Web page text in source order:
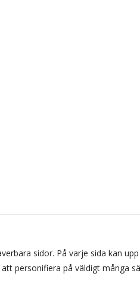
sidor. På varje sida kan
personifiera på väldigt många